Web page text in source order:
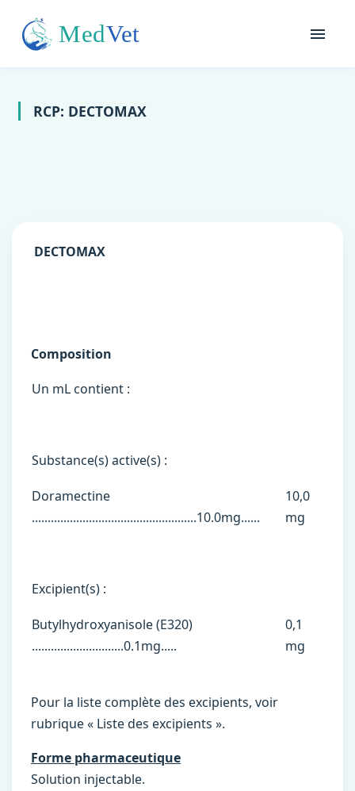
RCP: DECTOMAX
DECTOMAX
Composition
Un mL contient :
Substance(s) active(s) :
Doramectine
....................................................10.0mg......
10,0
mg
Excipient(s) :
Butylhydroxyanisole (E320)
.............................0.1mg.....
0,1
mg
Pour la liste complète des excipients, voir
rubrique « Liste des excipients ».
Forme pharmaceutique
Solution injectable.